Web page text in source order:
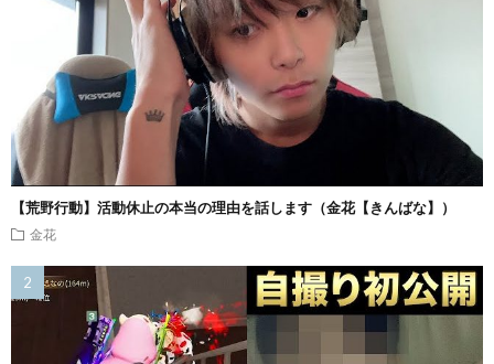
【荒野行動】活動休止の本当の理由を話します（金花【きんばな】）
金花